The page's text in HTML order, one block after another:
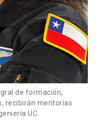
de formación,
recibirán mentorías
UC.